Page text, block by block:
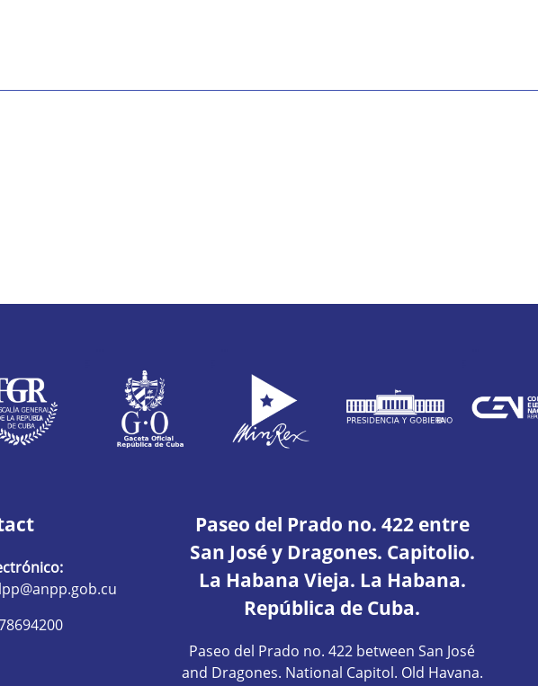
Paseo del Prado no. 422 entre
San José y Dragones. Capitolio.
La Habana Vieja. La Habana.
República de Cuba.
Paseo del Prado no. 422 between San José
and Dragones. National Capitol. Old Havana.